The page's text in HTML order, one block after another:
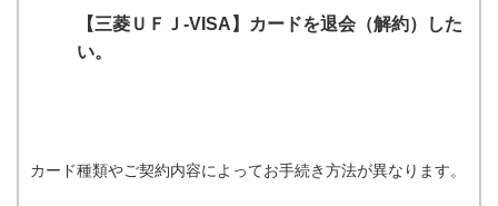
【三菱ＵＦＪ-VISA】カードを退会（解約）した
い。
カード種類やご契約内容によってお手続き方法が異なります。